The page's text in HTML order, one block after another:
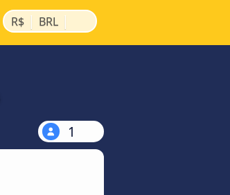
R$ | BRL |
1